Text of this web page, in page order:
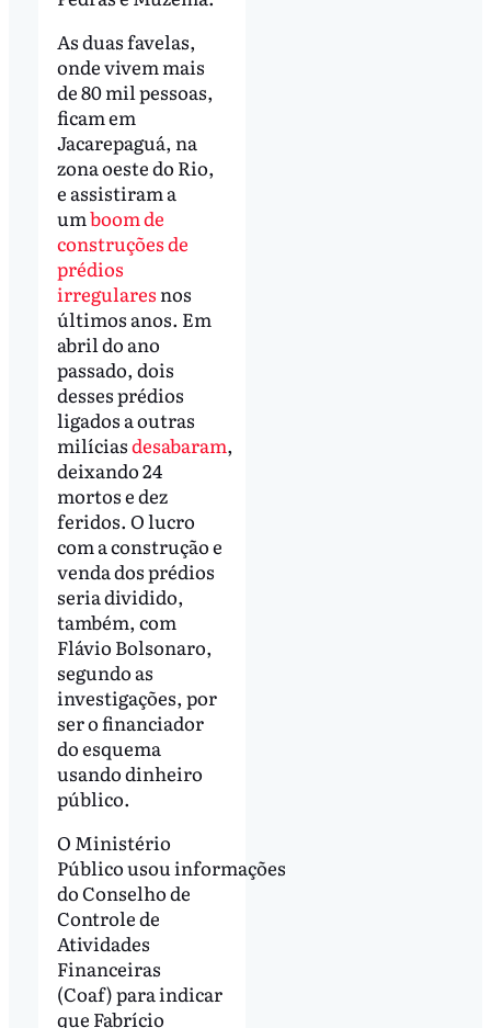
As duas favelas,
onde vivem mais
de 80 mil pessoas,
ficam em
Jacarepaguá, na
zona oeste do Rio,
e assistiram a
umboom de
construções de
prédios
irregulares nos
últimos anos. Em
abril do ano
passado, dois
desses prédios
ligados a outras
milíciasdesabaram,
deixando 24
mortos e dez
feridos. O lucro
com a construção e
venda dos prédios
seria dividido,
também, com
Flávio Bolsonaro,
segundo as
investigações, por
ser o financiador
do esquema
usando dinheiro
público.
O Ministério
Público usou informações
do Conselho de
Controle de
Atividades
Financeiras
(Coaf) para indicar
que Fabrício